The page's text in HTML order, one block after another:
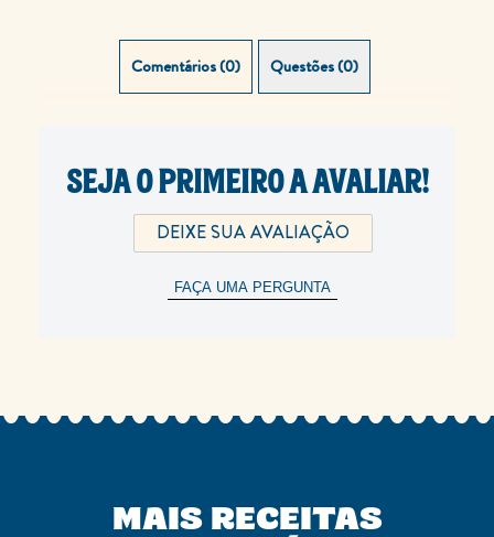
Comentários (0) Questões (0)
SEJA O PRIMEIRO A AVALIAR!
DEIXE SUA AVALIAÇÃO
FAÇA UMA PERGUNTA
MAIS RECEITAS